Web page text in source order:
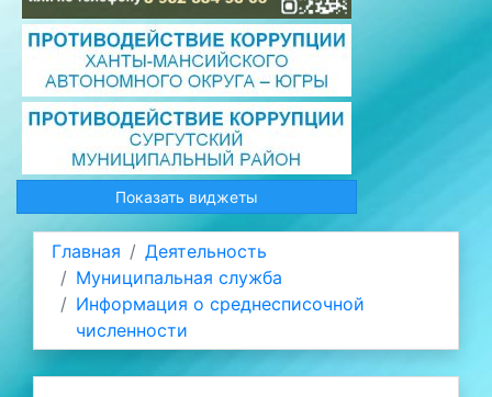
Показать виджеты
Главная
Деятельность
Муниципальная служба
Информация о среднесписочной
численности